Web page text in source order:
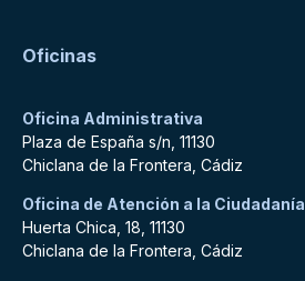
Oficinas
Oficina Administrativa
Plaza de España s/n, 11130
Chiclana de la Frontera, Cádiz
Oficina de Atención a la Ciudadanía
Huerta Chica, 18, 11130
Chiclana de la Frontera, Cádiz